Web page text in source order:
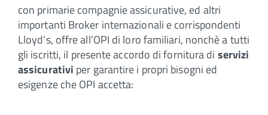
con primarie compagnie assicurative, ed altri
importanti Broker internazionali e corrispondenti
Lloyd’s, offre all’OPI di loro familiari, nonchè a tutti
gli iscritti, il presente accordo di fornitura di servizi
assicurativi per garantire i propri bisogni ed
esigenze che OPI accetta: